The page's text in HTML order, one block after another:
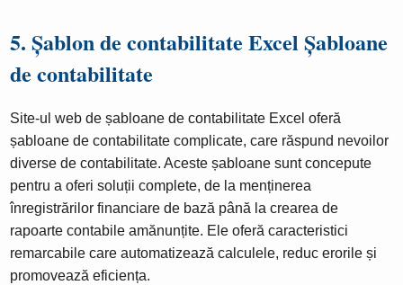
5. Șablon de contabilitate Excel Șabloane
de contabilitate
Site-ul web de șabloane de contabilitate Excel oferă
șabloane de contabilitate complicate, care răspund nevoilor
diverse de contabilitate. Aceste șabloane sunt concepute
pentru a oferi soluții complete, de la menținerea
înregistrărilor financiare de bază până la crearea de
rapoarte contabile amănunțite. Ele oferă caracteristici
remarcabile care automatizează calculele, reduc erorile și
promovează eficiența.